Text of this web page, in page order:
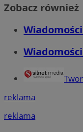
Zobacz również
reklama
reklama